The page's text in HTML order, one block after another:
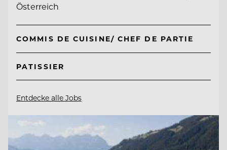
Österreich
COMMIS DE CUISINE/ CHEF DE PARTIE
PATISSIER
Entdecke alle Jobs